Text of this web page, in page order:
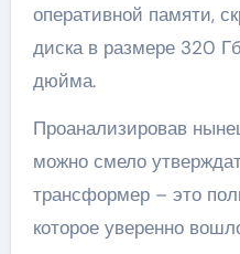
оперативной памяти,
диска в размере 320
дюйма.
Проанализировав
можно смело
трансформер – это
которое уверенно